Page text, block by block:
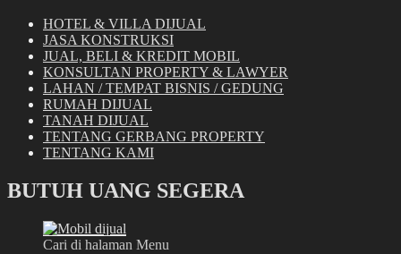
HOTEL & VILLA DIJUAL
JASA KONSTRUKSI
JUAL, BELI & KREDIT MOBIL
KONSULTAN PROPERTY & LAWYER
LAHAN / TEMPAT BISNIS / GEDUNG
RUMAH DIJUAL
TANAH DIJUAL
TENTANG GERBANG PROPERTY
TENTANG KAMI
BUTUH UANG SEGERA
Cari di halaman Menu